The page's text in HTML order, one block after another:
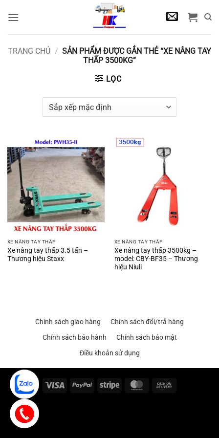
qua
TRANG CHỦ / SẢN PHẨM ĐƯỢC GẮN THẺ “XE NÂNG TAY
THẤP 3500KG”
LỌC
XE NÂNG TAY THẤP
Xe nâng tay thấp 3.5 tấn –
Thương hiệu Staxx
XE NÂNG TAY THẤP
Xe nâng tay thấp 3500kg –
model: CBY-BF35 – Thương
hiệu Niuli
Chính sách giao hàng
Chính sách đổi/trả hàng
Chính sách bảo hành
Chính sách bảo mật
Điều khoản sử dụng
Visa PayPal Stripe MasterCard